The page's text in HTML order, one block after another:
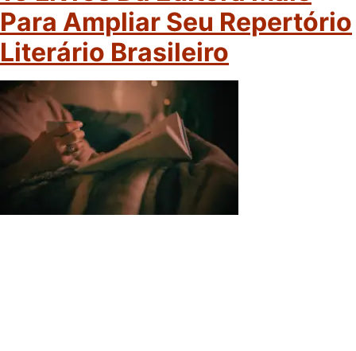
Para Ampliar Seu Repertório
Literário Brasileiro